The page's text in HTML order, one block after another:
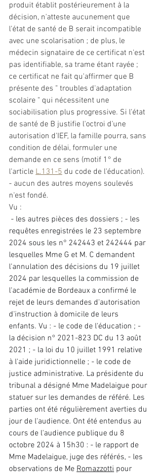
produit établit postérieurement à la
décision, n'atteste aucunement que
l'état de santé de B serait incompatible
avec une scolarisation ; de plus, le
médecin signataire de ce certificat n'est
pas identifiable, sa trame étant rayée ;
ce certificat ne fait qu'affirmer que B
présente des " troubles d'adaptation
scolaire " qui nécessitent une
sociabilisation plus progressive. Si l'état
de santé de B justifie l'octroi d'une
autorisation d'IEF, la famille pourra, sans
condition de délai, formuler une
demande en ce sens (motif 1° de
l'article L.131-5 du code de l'éducation).
- aucun des autres moyens soulevés
n'est fondé.
Vu :
requêtes enregistrées le 23 septembre
2024 sous les n° 242443 et 242444 par
lesquelles Mme G et M. C demandent
l'annulation des décisions du 19 juillet
2024 par lesquelles la commission de
l'académie de Bordeaux a confirmé le
rejet de leurs demandes d'autorisation
d'instruction à domicile de leurs
enfants. Vu : - le code de l'éducation ; -
la décision n° 2021-823 DC du 13 août
2021 ; - la loi du 10 juillet 1991 relative
à l'aide juridictionnelle ; - le code de
justice administrative. La présidente du
tribunal a désigné Mme Madelaigue pour
statuer sur les demandes de référé. Les
parties ont été régulièrement averties du
jour de l'audience. Ont été entendus au
cours de l'audience publique du 8
octobre 2024 à 15h30 : - le rapport de
Mme Madelaigue, juge des référés, - les
observations de Me Romazzotti pour